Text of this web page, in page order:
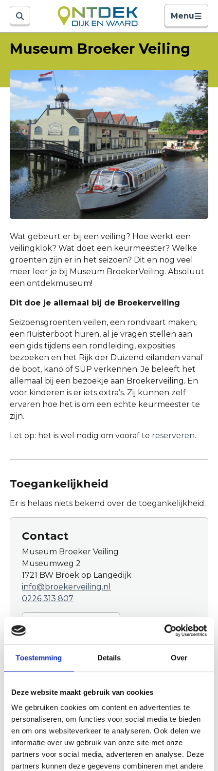
Toestemming Details Over
Deze website maakt gebruik van cookies
We gebruiken cookies om content en advertenties te
personaliseren, om functies voor social media te bieden
en om ons websiteverkeer te analyseren. Ook delen we
informatie over uw gebruik van onze site met onze
partners voor social media, adverteren en analyse. Deze
partners kunnen deze gegevens combineren met andere
Menu
Museum Broeker Veiling
Wat gebeurt er bij een veiling? Hoe werkt een
veilingklok? Wat doet een keurmeester? Welke
groenten zijn er in het seizoen? Dit en nog veel
meer leer je bij Museum BroekerVeiling. Absoluut
een ontdekmuseum!
Dit doe je allemaal bij de Broekerveiling
Seizoensgroenten veilen, een rondvaart maken,
een fluisterboot huren, al je vragen stellen aan
een gids tijdens een rondleiding, exposities
bezoeken en het Rijk der Duizend eilanden vanaf
de boot, kano of SUP verkennen. Je beleeft het
allemaal bij een bezoekje aan Broekerveiling. En
voor kinderen is er iets extra’s. Zij kunnen zelf
ervaren hoe het is om een echte keurmeester te
zijn.
Let op: het is wel nodig om vooraf te reserveren.
Toegankelijkheid
Er is helaas niets bekend over de toegankelijkheid.
Contact
Museum Broeker Veiling
Museumweg 2
1721 BW Broek op Langedijk
info@broekerveiling.nl
0226 313 807
Openingstijden
MaandagGesloten
Dinsdag
10:00 - 17:00
Woensdag 10:00 - 17:00
Donderdag
10:00 - 17:00
Vrijdag
10:00 - 17:00
Zaterdag 10:00 - 17:00
Zondag
10:00 - 17:00